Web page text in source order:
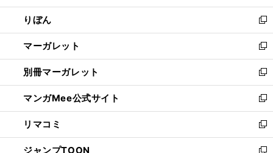
開
く
ウ
で
開
く
ン
ド
ウ
で
開
く
ウ
ィ
ン
ド
ウ
で
開
く
りぼん
新
し
い
ウ
ィ
ン
ド
ウ
で
開
く
マーガレット
新
し
い
ウ
ィ
ン
ド
ウ
で
別冊マーガレット
新
し
い
ウ
ィ
ン
マンガMee公式サイト
新
し
い
ウ
リマコミ
新
し
ジャンプTOON